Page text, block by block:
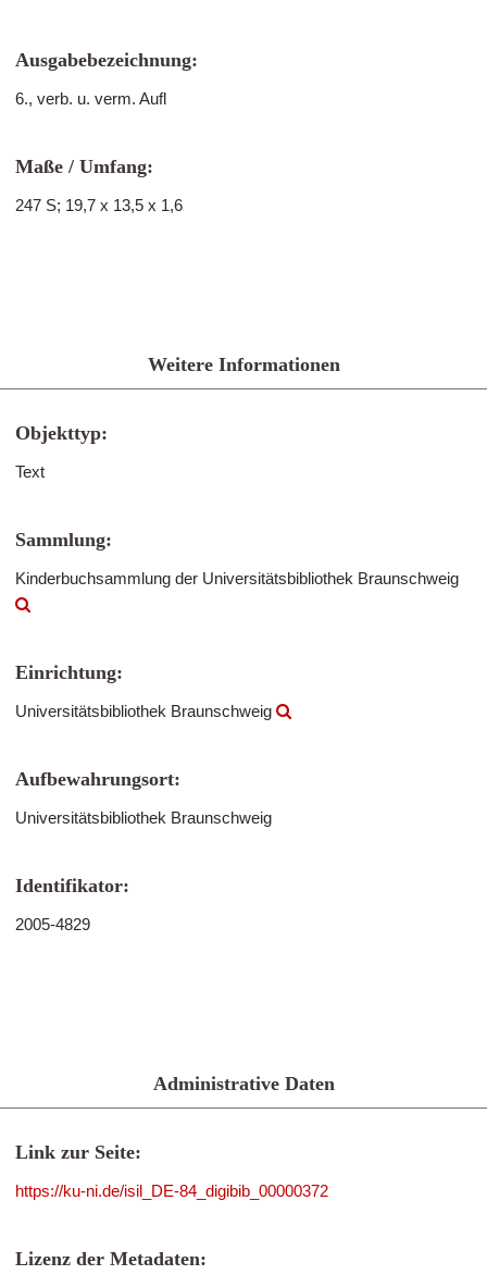
Ausgabebezeichnung:
6., verb. u. verm. Aufl
Maße / Umfang:
247 S; 19,7 x 13,5 x 1,6
Weitere Informationen
Objekttyp:
Text
Sammlung:
Kinderbuchsammlung der Universitätsbibliothek Braunschweig
Einrichtung:
Universitätsbibliothek Braunschweig
Aufbewahrungsort:
Universitätsbibliothek Braunschweig
Identifikator:
2005-4829
Administrative Daten
Link zur Seite:
https://ku-ni.de/isil_DE-84_digibib_00000372
Lizenz der Metadaten: